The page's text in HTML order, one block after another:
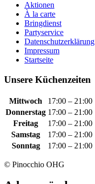
Aktionen
À la carte
Bringdienst
Partyservice
Datenschutzerklärung
Impressum
Startseite
Unsere Küchenzeiten
Mittwoch
17:00 – 21:00
Donnerstag 17:00 – 21:00
Freitag
17:00 – 21:00
Samstag
17:00 – 21:00
Sonntag
17:00 – 21:00
© Pinocchio OHG